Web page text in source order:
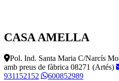
CASA AMELLA
Pol. Ind. Santa Maria C/Narcís
amb preus de fàbrica 08271 (Artés)
931152152
600852989